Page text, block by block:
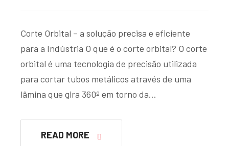
Corte Orbital – a solução precisa e eficiente
para a Indústria O que é o corte orbital? O corte
orbital é uma tecnologia de precisão utilizada
para cortar tubos metálicos através de uma
lâmina que gira 360º em torno da…
READ MORE